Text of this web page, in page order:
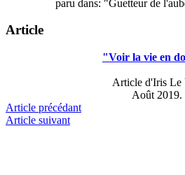
paru dans: "Guetteur de
Article
"Voir la vie en
Article d'Iris Le
Août 2019.
Article précédant
Article suivant